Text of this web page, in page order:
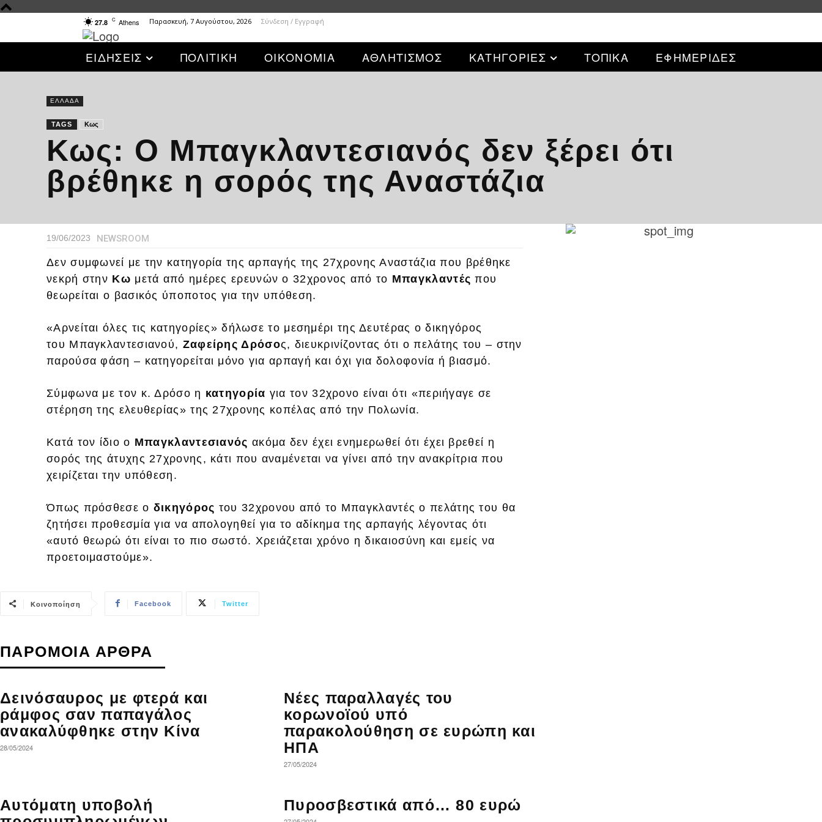
27.8 C Athens Παρασκευή, 7 Αυγούστου, 2026 Σύνδεση / Εγγραφή
ΕΙΔΗΣΕΙΣ ΠΟΛΙΤΙΚΗ ΟΙΚΟΝΟΜΙΑ ΑΘΛΗΤΙΣΜΟΣ ΚΑΤΗΓΟΡΙΕΣ ΤΟΠΙΚΑ ΕΦΗΜΕΡΙΔΕΣ
ΕΛΛΑΔΑ
TAGS Κως
Κως: Ο Μπαγκλαντεσιανός δεν ξέρει ότι
βρέθηκε η σορός της Αναστάζια
19/06/2023 NEWSROOM
Δεν συμφωνεί με την κατηγορία της αρπαγής της 27χρονης Αναστάζια που βρέθηκε
νεκρή στην Κω μετά από ημέρες ερευνών ο 32χρονος από το Μπαγκλαντές που
θεωρείται ο βασικός ύποποτος για την υπόθεση.
«Αρνείται όλες τις κατηγορίες» δήλωσε το μεσημέρι της Δευτέρας ο δικηγόρος
του Μπαγκλαντεσιανού, Ζαφείρης Δρόσος, διευκρινίζοντας ότι ο πελάτης του – στην
παρούσα φάση – κατηγορείται μόνο για αρπαγή και όχι για δολοφονία ή βιασμό.
Σύμφωνα με τον κ. Δρόσο η κατηγορία για τον 32χρονο είναι ότι «περιήγαγε σε
στέρηση της ελευθερίας» της 27χρονης κοπέλας από την Πολωνία.
Κατά τον ίδιο ο Μπαγκλαντεσιανός ακόμα δεν έχει ενημερωθεί ότι έχει βρεθεί η
σορός της άτυχης 27χρονης, κάτι που αναμένεται να γίνει από την ανακρίτρια που
χειρίζεται την υπόθεση.
Όπως πρόσθεσε ο δικηγόρος του 32χρονου από το Μπαγκλαντές ο πελάτης του θα
ζητήσει προθεσμία για να απολογηθεί για το αδίκημα της αρπαγής λέγοντας ότι
«αυτό θεωρώ ότι είναι το πιο σωστό. Χρειάζεται χρόνο η δικαιοσύνη και εμείς να
προετοιμαστούμε».
Κοινοποίηση Facebook Twitter
ΠΑΡΟΜΟΙΑ ΑΡΘΡΑ
Δεινόσαυρος με φτερά και
ράμφος σαν παπαγάλος
ανακαλύφθηκε στην Κίνα
28/05/2024
Νέες παραλλαγές του
κορωνοϊού υπό
παρακολούθηση σε ευρώπη και
ΗΠΑ
27/05/2024
Αυτόματη υποβολή
Πυροσβεστικά από… 80 ευρώ